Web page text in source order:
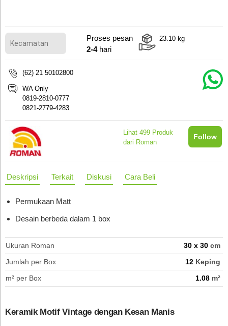
Proses pesan
2-4hari
23.10 kg
(62) 21 50102800
WA Only
0819-2810-0777
0821-2779-4283
Lihat 499 Produk
dari Roman
Follow
Deskripsi Terkait Diskusi Cara Beli
Permukaan Matt
Desain berbeda dalam 1 box
Ukuran Roman 30 x 30 cm
Jumlah per Box
12 Keping
m² per Box
1.08 m²
Keramik Motif Vintage dengan Kesan Manis